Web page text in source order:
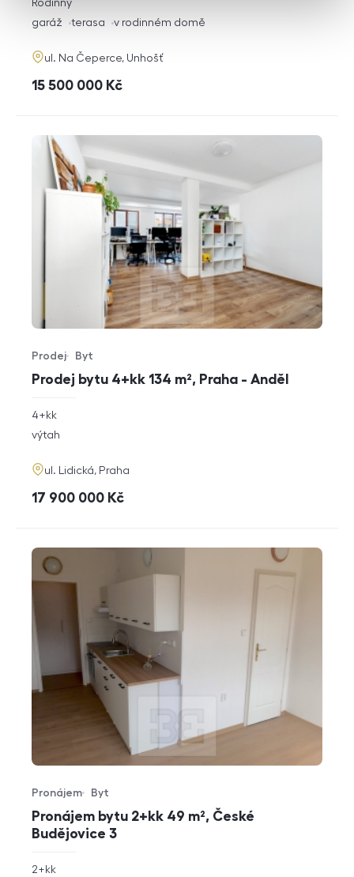
rozměry
dispozice
Rodinný
funkce
garáž terasa v rodinném domě
adresa
ul. Na Čeperce, Unhošť
cena
15 500 000 Kč
Prodej bytu 4+kk 134 m², Praha - Anděl
Typ nabídky
Prodej
Typ nemovitosti
Byt
rozměry
4+kk
funkce
výtah
adresa
ul. Lidická, Praha
cena
17 900 000 Kč
Pronájem bytu 2+kk 49 m², České
Budějovice 3
Typ nabídky
Pronájem
Typ nemovitosti
Byt
rozměry
2+kk